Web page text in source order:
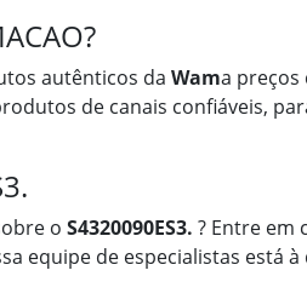
autênticos da Wama preços
de canais confiáveis,
o S4320090ES3. ? Entre em
equipe de especialistas está